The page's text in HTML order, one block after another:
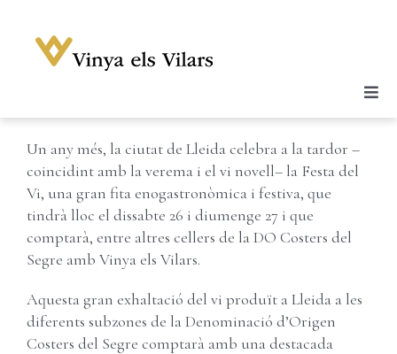
content
Celler
Vins
Enoturisme
Notícies
Galeria
Botiga
Contacte
Un any més, la ciutat de Lleida celebra a la tardor –
coincidint amb la verema i el vi novell– la Festa del
Vi, una gran fita enogastronòmica i festiva, que
tindrà lloc el dissabte 26 i diumenge 27 i que
comptarà, entre altres cellers de la DO Costers del
Segre amb Vinya els Vilars.
Aquesta gran exhaltació del vi produït a Lleida a les
diferents subzones de la Denominació d’Origen
Costers del Segre comptarà amb una destacada